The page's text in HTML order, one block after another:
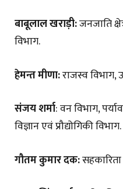
बाबूलाल खराड़ी:जनजाति
विभाग.
हेमन्त मीणा:राजस्व विभाग,
संजय शर्मा: वन विभाग,
विज्ञान एवं प्रौद्योगिकी विभाग.
गौतम कुमार दक: